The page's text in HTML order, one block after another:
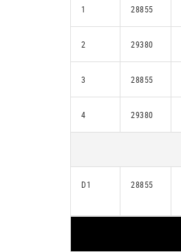
1 28855
2 29380
3 28855
4 29380
D1 28855